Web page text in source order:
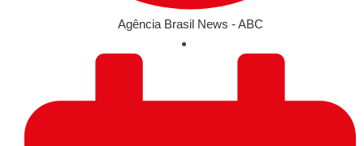
Agência Brasil News - ABC